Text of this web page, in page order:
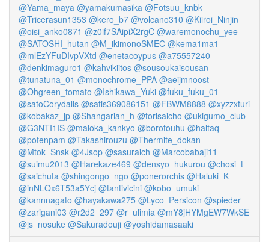
@Yama_maya @yamakumasika @Fotsuu_knbk
@Tricerasun1353 @kero_b7 @volcano310 @Kiiroi_Ninjin
@oisi_anko0871 @z0if7SAipiX2rgC @waremonochu_yee
@SATOSHI_hutan @M_ikimonoSMEC @kema1ma1
@mlEzYFuDIvpVXtd @enetacoypus @a75557240
@denkimaguro1 @kahvikiitos @sousoukaisousan
@tunatuna_01 @monochrome_PPA @aeijmnoost
@Ohgreen_tomato @Ishikawa_Yuki @fuku_fuku_01
@satoCorydalis @satis369086151 @FBWM8888 @xyzzxturi
@kobakaz_jp @Shangarian_h @torisaicho @ukigumo_club
@G3NTI1IS @maioka_kankyo @borotouhu @haltaq
@potenpam @Takashirouzu @Thermite_dokan
@Mtok_Snsk @4Jsop @sasuraich @Marcobabaji11
@suimu2013 @Harekaze469 @densyo_hukurou @chosi_t
@saichuta @shingongo_ngo @ponerorchis @Haluki_K
@inNLQx6T53a5Ycj @tantivicini @kobo_umuki
@kannnagato @hayakawa275 @Lyco_Persicon @spieder
@zarigani03 @r2d2_297 @r_ulimia @mY8jHYMgEW7WkSE
@js_nosuke @Sakuradouji @yoshidamasaaki